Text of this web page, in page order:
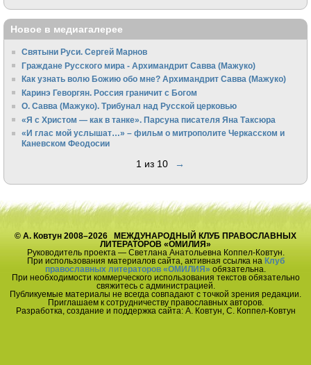
Новое в медиагалерее
Святыни Руси. Сергей Марнов
Граждане Русского мира - Архимандрит Савва (Мажуко)
Как узнать волю Божию обо мне? Архимандрит Савва (Мажуко)
Каринэ Геворгян. Россия граничит с Богом
О. Савва (Мажуко). Трибунал над Русской церковью
«Я с Христом — как в танке». Парсуна писателя Яна Таксюра
«И глас мой услышат…» – фильм о митрополите Черкасском и
Каневском Феодосии
1 из 10 →
© А. Ковтун 2008–2026 МЕЖДУНАРОДНЫЙ КЛУБ ПРАВОСЛАВНЫХ
ЛИТЕРАТОРОВ «ОМИЛИЯ»
Руководитель проекта — Светлана Анатольевна Коппел-Ковтун.
При использования материалов сайта, активная ссылка на Клуб
православных литераторов «ОМИЛИЯ» обязательна.
При необходимости коммерческого использования текстов обязательно
свяжитесь с администрацией.
Публикуемые материалы не всегда совпадают с точкой зрения редакции.
Приглашаем к сотрудничеству православных авторов.
Разработка, создание и поддержка сайта: А. Ковтун, С. Коппел-Ковтун